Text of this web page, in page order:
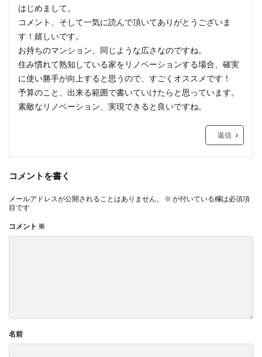
はじめまして。
コメント、そして一気に読んで頂いてありがとうございま
す！嬉しいです。
お持ちのマンション、同じような広さなのですね。
住み慣れて熟知している家をリノベーションする場合、確実
に使い勝手が向上すると思うので、すごくオススメです！
予算のこと、出来る範囲で書いていけたらと思っています。
素敵なリノベーション、実現できると良いですね。
返信
コメントを書く
メールアドレスが公開されることはありません。 ※ が付いている欄は必須項
目です
コメント ※
名前